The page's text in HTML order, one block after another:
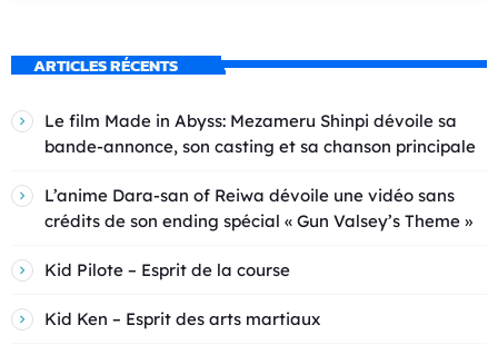
ARTICLES RÉCENTS
Le film Made in Abyss: Mezameru Shinpi dévoile sa
bande-annonce, son casting et sa chanson principale
L’anime Dara-san of Reiwa dévoile une vidéo sans
crédits de son ending spécial « Gun Valsey’s Theme »
Kid Pilote – Esprit de la course
Kid Ken – Esprit des arts martiaux